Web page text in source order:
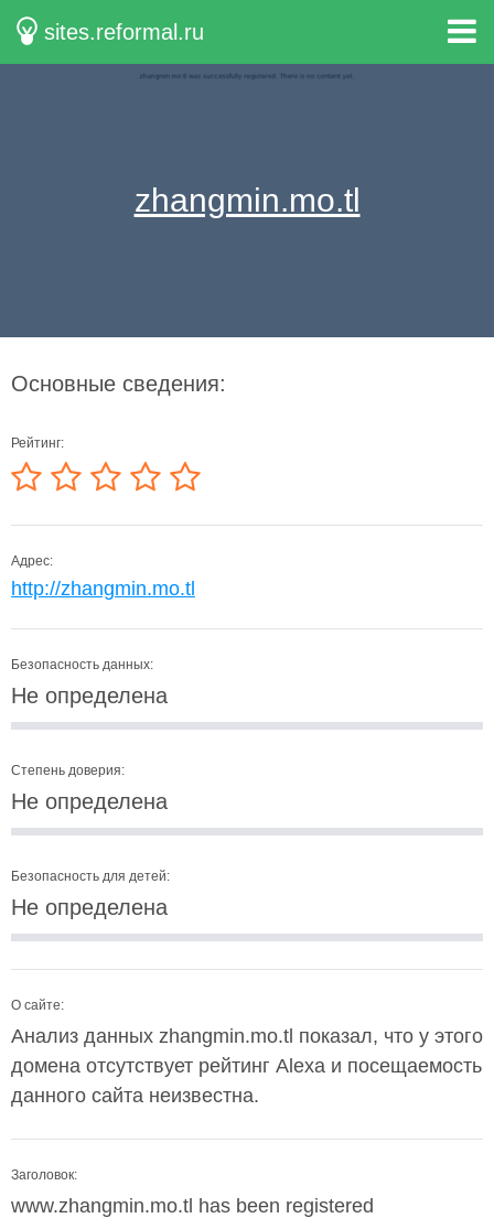
sites.reformal.ru
zhangmin.mo.tl
Основные сведения:
Рейтинг:
Адрес:
http://zhangmin.mo.tl
Безопасность данных:
Не определена
Степень доверия:
Не определена
Безопасность для детей:
Не определена
О сайте:
Анализ данных zhangmin.mo.tl показал, что у этого
домена отсутствует рейтинг Alexa и посещаемость
данного сайта неизвестна.
Заголовок:
www.zhangmin.mo.tl has been registered